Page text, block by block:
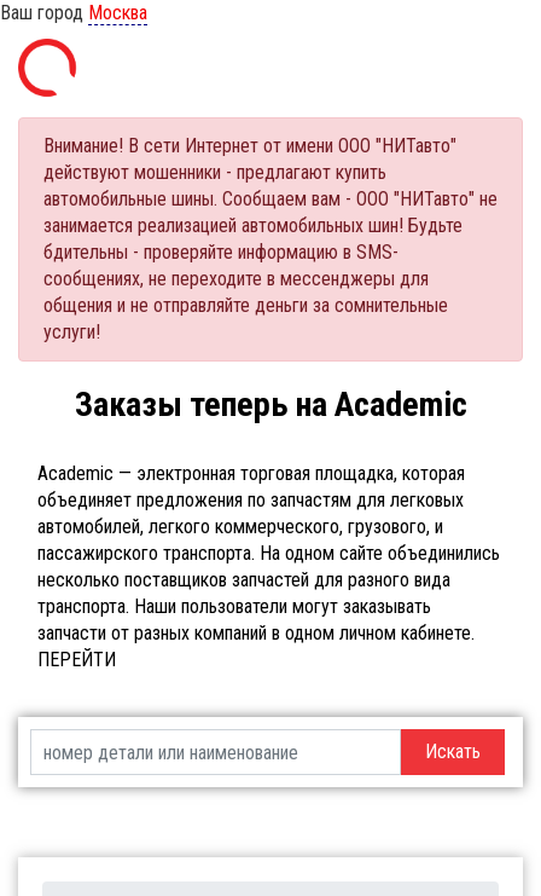
Ваш город Москва
Внимание! В сети Интернет от имени ООО "НИТавто"
действуют мошенники - предлагают купить
автомобильные шины. Сообщаем вам - ООО "НИТавто" не
занимается реализацией автомобильных шин! Будьте
бдительны - проверяйте информацию в SMS-
сообщениях, не переходите в мессенджеры для
общения и не отправляйте деньги за сомнительные
услуги!
Заказы теперь на Academic
Academic — электронная торговая площадка, которая
объединяет предложения по запчастям для легковых
автомобилей, легкого коммерческого, грузового, и
пассажирского транспорта. На одном сайте объединились
несколько поставщиков запчастей для разного вида
транспорта. Наши пользователи могут заказывать
запчасти от разных компаний в одном личном кабинете.
ПЕРЕЙТИ
Искать